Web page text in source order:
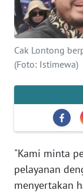
Cak Lontong
(Foto: Istimewa)
"Kami minta
pelayanan
menyertakan
KONTAK
KAMI
INFO
TENTANG
PEDOMAN
MEDIA
SIBER